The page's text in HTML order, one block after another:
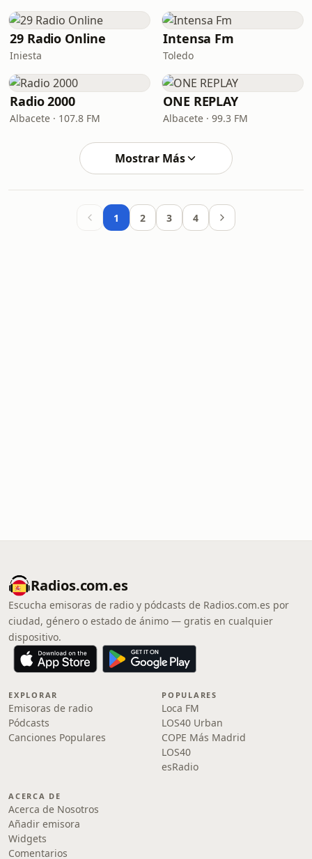
29 Radio Online
Iniesta
Intensa Fm
Toledo
Radio 2000
Albacete · 107.8 FM
ONE REPLAY
Albacete · 99.3 FM
Mostrar Más
1 2 3 4
Radios.com.es
Escucha emisoras de radio y pódcasts de Radios.com.es por
ciudad, género o estado de ánimo — gratis en cualquier
dispositivo.
EXPLORAR
Emisoras de radio
Pódcasts
Canciones Populares
POPULARES
Loca FM
LOS40 Urban
COPE Más Madrid
LOS40
esRadio
ACERCA DE
Acerca de Nosotros
Añadir emisora
Widgets
Comentarios